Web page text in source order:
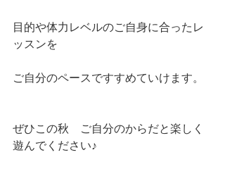
目的や体力レベルのご自身に合ったレ
ッスンを
ご自分のペースですすめていけます。
ぜひこの秋　ご自分のからだと楽しく
遊んでください♪